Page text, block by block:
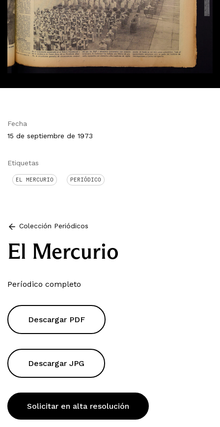
Fecha
15 de septiembre de 1973
Etiquetas
EL MERCURIO PERIÓDICO
Colección Periódicos
El Mercurio
Períodico completo
Descargar PDF
Descargar JPG
Solicitar en alta resolución